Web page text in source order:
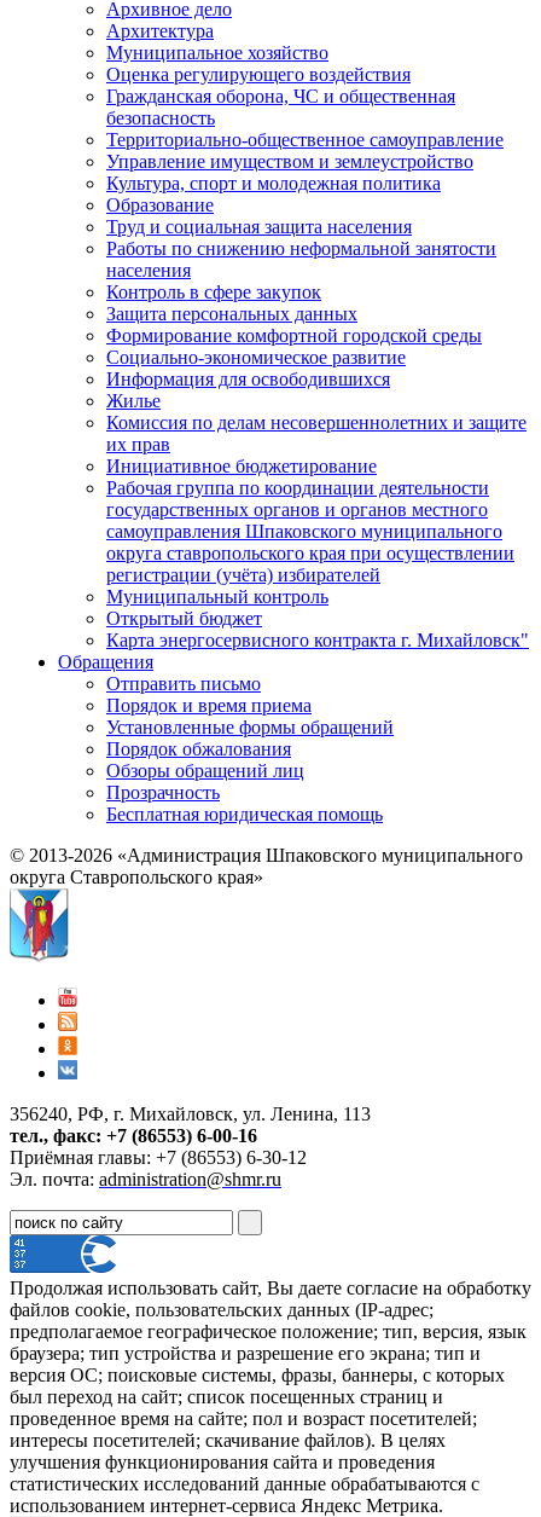
Архивное дело
Архитектура
Муниципальное хозяйство
Оценка регулирующего воздействия
Гражданская оборона, ЧС и общественная
безопасность
Территориально-общественное самоуправление
Управление имуществом и землеустройство
Культура, спорт и молодежная политика
Образование
Труд и социальная защита населения
Работы по снижению неформальной занятости
населения
Контроль в сфере закупок
Защита персональных данных
Формирование комфортной городской среды
Социально-экономическое развитие
Информация для освободившихся
Жилье
Комиссия по делам несовершеннолетних и защите
их прав
Инициативное бюджетирование
Рабочая группа по координации деятельности
государственных органов и органов местного
самоуправления Шпаковского муниципального
округа ставропольского края при осуществлении
регистрации (учёта) избирателей
Муниципальный контроль
Открытый бюджет
Карта энергосервисного контракта г. Михайловск"
Обращения
Отправить письмо
Порядок и время приема
Установленные формы обращений
Порядок обжалования
Обзоры обращений лиц
Прозрачность
Бесплатная юридическая помощь
© 2013-2026 «Администрация Шпаковского муниципального
округа Ставропольского края»
356240, РФ, г. Михайловск, ул. Ленина, 113
тел., факс: +7 (86553) 6-00-16
Приёмная главы: +7 (86553) 6-30-12
Эл. почта: administration@shmr.ru
Продолжая использовать сайт, Вы даете согласие на обработку
файлов cookie, пользовательских данных (IP-адрес;
предполагаемое географическое положение; тип, версия, язык
браузера; тип устройства и разрешение его экрана; тип и
версия ОС; поисковые системы, фразы, баннеры, с которых
был переход на сайт; список посещенных страниц и
проведенное время на сайте; пол и возраст посетителей;
интересы посетителей; скачивание файлов). В целях
улучшения функционирования сайта и проведения
статистических исследований данные обрабатываются с
использованием интернет-сервиса Яндекс Метрика.